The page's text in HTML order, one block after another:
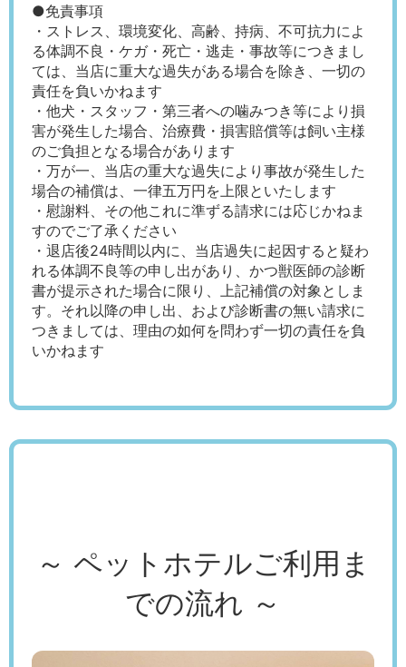
●免責事項
・ストレス、環境変化、高齢、持病、不可抗力によ
る体調不良・ケガ・死亡・逃走・事故等につきまし
ては、当店に重大な過失がある場合を除き、一切の
責任を負いかねます
・他犬・スタッフ・第三者への噛みつき等により損
害が発生した場合、治療費・損害賠償等は飼い主様
のご負担となる場合があります
・万が一、当店の重大な過失により事故が発生した
場合の補償は、一律五万円を上限といたします
・慰謝料、その他これに準ずる請求には応じかねま
すのでご了承ください
・退店後24時間以内に、当店過失に起因すると疑わ
れる体調不良等の申し出があり、かつ獣医師の診断
書が提示された場合に限り、上記補償の対象としま
す。それ以降の申し出、および診断書の無い請求に
つきましては、理由の如何を問わず一切の責任を負
いかねます
～ ペットホテルご利用ま
での流れ ～